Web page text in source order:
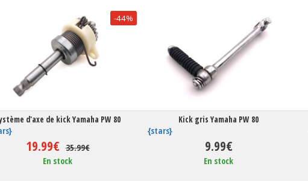
-44%
d'axe de kick Yamaha PW 80
19.99€ 35.99€
En stock
Kick gris Yamaha PW 80
{stars}
9.99€
En stock